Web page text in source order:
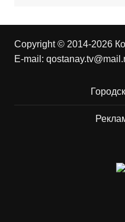
Copyright © 2014-2026
E-mail: